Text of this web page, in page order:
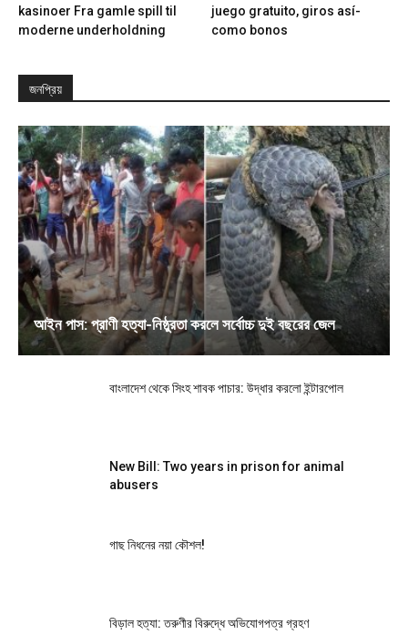
kasinoer Fra gamle spill til
moderne underholdning
juego gratuito, giros así­
como bonos
জনপ্রিয়
আইন পাস: প্রাণী হত্যা-নিষ্ঠুরতা করলে সর্বোচ্চ দুই বছরের জেল
বাংলাদেশ থেকে সিংহ শাবক পাচার: উদ্ধার করলো ইন্টারপোল
New Bill: Two years in prison for animal
abusers
গাছ নিধনের নয়া কৌশল!
বিড়াল হত্যা: তরুণীর বিরুদ্ধে অভিযোগপত্র গ্রহণ